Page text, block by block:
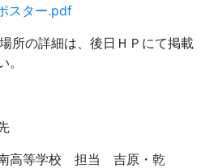
スター.pdf
詳細は、後日ＨＰにて掲載
学校 担当 吉原・乾